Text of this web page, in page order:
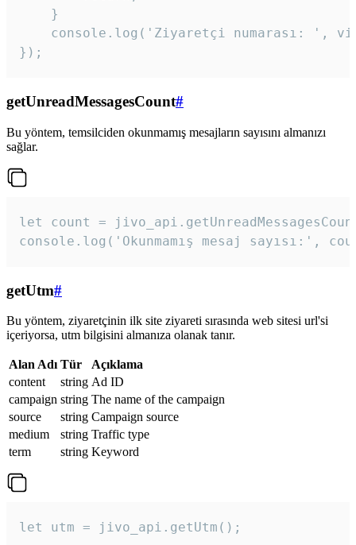
    }
console.log('Ziyaretçi numarası: ',
});
getUnreadMessagesCount#
Bu yöntem, temsilciden okunmamış mesajların sayısını almanızı
sağlar.
let count =
console.log('Okunmamış mesaj sayısı:',
getUtm#
Bu yöntem, ziyaretçinin ilk site ziyareti sırasında web sitesi url'si
içeriyorsa, utm bilgisini almanıza olanak tanır.
Alan Adı Tür
Açıklama
content
string Ad ID
campaign string The name of the campaign
source
string Campaign source
medium
string Traffic type
term
string Keyword
let utm = jivo_api.getUtm();